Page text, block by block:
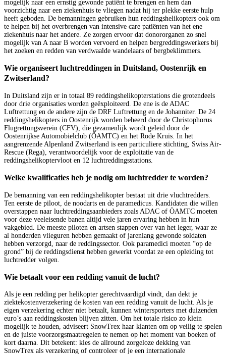
mogelijk naar een ernstig gewonde patiënt te brengen en hem dan
voorzichtig naar een ziekenhuis te vliegen nadat hij ter plekke eerste hulp
heeft geboden. De bemanningen gebruiken hun reddingshelikopters ook om
te helpen bij het overbrengen van intensive care patiënten van het ene
ziekenhuis naar het andere. Ze zorgen ervoor dat donororganen zo snel
mogelijk van A naar B worden vervoerd en helpen bergreddingswerkers bij
het zoeken en redden van verdwaalde wandelaars of bergbeklimmers.
Wie organiseert luchtreddingen in Duitsland, Oostenrijk en
Zwitserland?
In Duitsland zijn er in totaal 89 reddingshelikopterstations die grotendeels
door drie organisaties worden geëxploiteerd. De ene is de ADAC
Luftrettung en de andere zijn de DRF Luftrettung en de Johanniter. De 24
reddingshelikopters in Oostenrijk worden beheerd door de Christophorus
Flugrettungsverein (CFV), die gezamenlijk wordt geleid door de
Oostenrijkse Automobielclub (ÖAMTC) en het Rode Kruis. In het
aangrenzende Alpenland Zwitserland is een particuliere stichting, Swiss Air-
Rescue (Rega), verantwoordelijk voor de exploitatie van de
reddingshelikoptervloot en 12 luchtreddingsstations.
Welke kwalificaties heb je nodig om luchtredder te worden?
De bemanning van een reddingshelikopter bestaat uit drie vluchtredders.
Ten eerste de piloot, de noodarts en de paramedicus. Kandidaten die willen
overstappen naar luchtreddingsaanbieders zoals ADAC of ÖAMTC moeten
voor deze veeleisende banen altijd vele jaren ervaring hebben in hun
vakgebied. De meeste piloten en artsen stappen over van het leger, waar ze
al honderden vlieguren hebben gemaakt of jarenlang gewonde soldaten
hebben verzorgd, naar de reddingssector. Ook paramedici moeten “op de
grond” bij de reddingsdienst hebben gewerkt voordat ze een opleiding tot
luchtredder volgen.
Wie betaalt voor een redding vanuit de lucht?
Als je een redding per helikopter gerechtvaardigd vindt, dan dekt je
ziektekostenverzekering de kosten van een redding vanuit de lucht. Als je
eigen verzekering echter niet betaalt, kunnen wintersporters met duizenden
euro’s aan reddingskosten blijven zitten. Om het totale risico zo klein
mogelijk te houden, adviseert SnowTrex haar klanten om op veilig te spelen
en de juiste voorzorgsmaatregelen te nemen op het moment van boeken of
kort daarna. Dit betekent: kies de allround zorgeloze dekking van
SnowTrex als verzekering of controleer of je een internationale